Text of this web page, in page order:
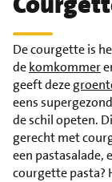
De courgette is
dekomkommer
geeft deze
eens
de schil opeten.
gerecht met
een pastasalade,
courgette pasta?